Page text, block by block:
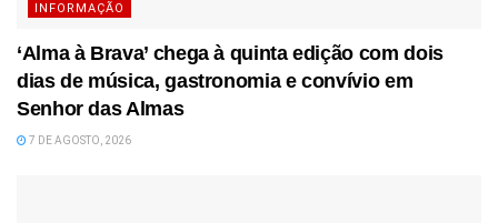
INFORMAÇÃO
‘Alma à Brava’ chega à quinta edição com dois
dias de música, gastronomia e convívio em
Senhor das Almas
7 DE AGOSTO, 2026